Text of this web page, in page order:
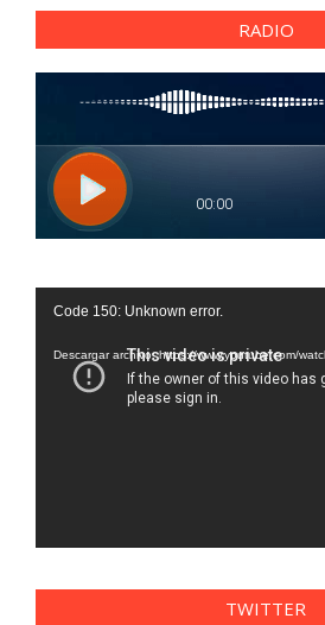
RADIO
Reproductor
vídeo
Code 150: Unknown error.
Descargar archivo: https://www.youtube.com/
TWITTER